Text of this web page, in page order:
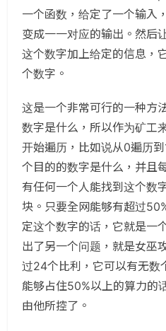
一个函数，给定了一个输入
变成一一对应的输出。然后
这个数字加上给定的信息，
个数字。
这是一个非常可行的一种方
数字是什么，所以作为矿工
开始遍历，比如说从0遍历
个目的的数字是什么，并且
有任何一个人能找到这个数
块。只要全网能够有超过
定这个数字的话，它就是一
出了另一个问题，就是女巫
过24个比利，它可以有无数
能够占住50%以上的算力的
由他所控了。